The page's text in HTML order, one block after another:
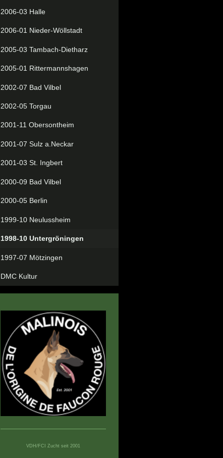
2006-03 Halle
2006-01 Nieder-Wöllstadt
2005-03 Tambach-Dietharz
2005-01 Rittermannshagen
2002-07 Bad Vilbel
2002-05 Torgau
2001-11 Obersontheim
2001-07 Sulz a.Neckar
2001-03 St. Ingbert
2000-09 Bad Vilbel
2000-05 Berlin
1999-10 Neulussheim
1998-10 Untergröningen
1997-07 Mötzingen
DMC Kultur
VDH/FCI Zucht seit 2001